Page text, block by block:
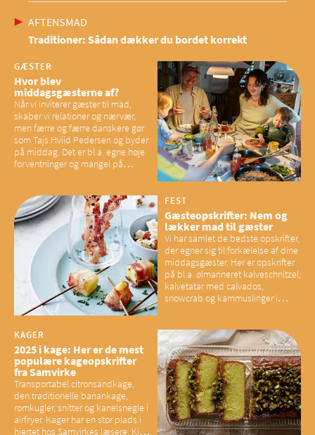
AFTENSMAD
Traditioner: Sådan dækker du bordet korrekt
GÆSTER
Hvor blev
middagsgæsterne af?
Når vi inviterer gæster til mad,
skaber vi relationer og nærvær,
men færre og færre danskere gør
som Tajs Hviid Pedersen og byder
på middag. Det er bl.a. egne høje
forventninger og mangel på
have konsekvenser for vores
sociale fællesskaber
FEST
Gæsteopskrifter: Nem og
lækker mad til gæster
Vi har samlet de bedste opskrifter,
der egner sig til forkælelse af dine
middagsgæster. Her er opskrifter
på bl.a. ølmarineret kalveschnitzel,
kalvetatar med calvados,
snowcrab og kammuslinger i
KAGER
2025 i kage: Her er de mest
populære kageopskrifter
fra Samvirke
Transportabel citronsandkage,
den traditionelle banankage,
romkugler, snitter og kanelsnegle i
airfryer. Kager har en stor plads i
hjertet hos Samvirkes læsere. Kig